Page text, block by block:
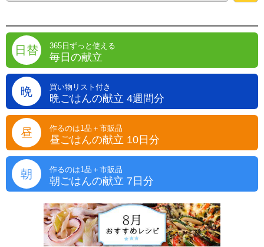
日替 365日ずっと使える
毎日の献立
晩 買い物リスト付き
晩ごはんの献立 4週間分
昼 作るのは1品＋市販品
昼ごはんの献立 10日分
朝 作るのは1品＋市販品
朝ごはんの献立 7日分